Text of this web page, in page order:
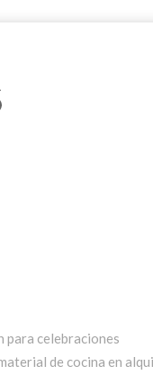
para celebraciones
de cocina en